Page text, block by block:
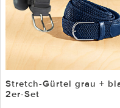
Stretch-Gürtel grau +
2er-Set